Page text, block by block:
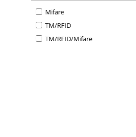
Mifare
TM/RFID
TM/RFID/Mifare